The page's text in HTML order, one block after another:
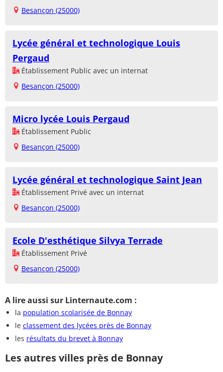
Besançon (25000)
Lycée général et technologique Louis
Pergaud
Établissement Public avec un internat
Besançon (25000)
Micro lycée Louis Pergaud
Établissement Public
Besançon (25000)
Lycée général et technologique Saint Jean
Établissement Privé avec un internat
Besançon (25000)
Ecole D'esthétique Silvya Terrade
Établissement Privé
Besançon (25000)
A lire aussi sur Linternaute.com :
la population scolarisée de Bonnay
le classement des lycées près de Bonnay
les résultats du brevet à Bonnay
Les autres villes près de Bonnay